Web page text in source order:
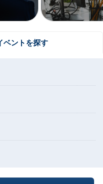
ベントを探す